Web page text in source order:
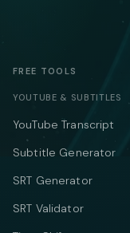
FREE TOOLS
YOUTUBE & SUBTITLES
YouTube Transcript
Subtitle Generator
SRT Generator
SRT Validator